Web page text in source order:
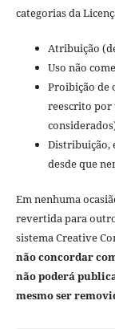
categorias da
Atribuição
Uso não
Proibição de
reescrito por
Distribuição,
desde que
Em nenhuma
revertida para
sistema Creative
não concordar
não poderá
mesmo ser